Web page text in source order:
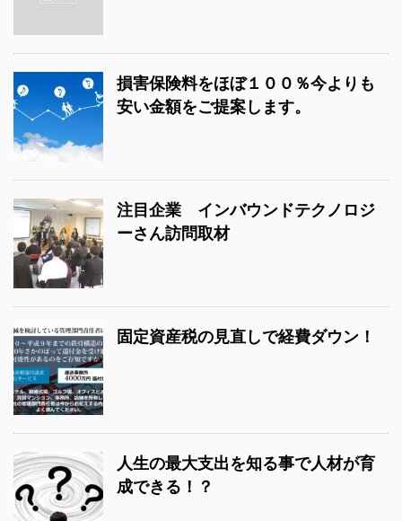
損害保険料をほぼ１００％今よりも
安い金額をご提案します。
注目企業 インバウンドテクノロジ
ーさん訪問取材
固定資産税の見直しで経費ダウン！
人生の最大支出を知る事で人材が育
成できる！？